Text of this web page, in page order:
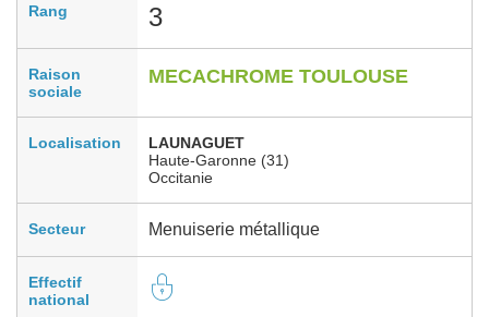
Rang 3
Raison
sociale
MECACHROME TOULOUSE
Localisation
LAUNAGUET
Haute-Garonne (31)
Occitanie
Secteur Menuiserie métallique
Effectif
national